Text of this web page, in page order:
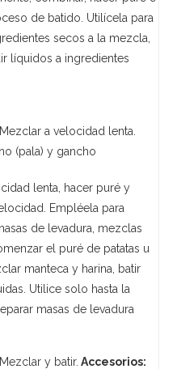
de batido. Utilícela para
secos a la mezcla,
líquidos a ingredientes
Mezclar a velocidad lenta.
(pala) y gancho
lenta, hacer puré y
Empléela para
de levadura, mezclas
el puré de patatas u
manteca y harina, batir
Utilice solo hasta la
masas de levadura
Mezclar y batir. Accesorios: